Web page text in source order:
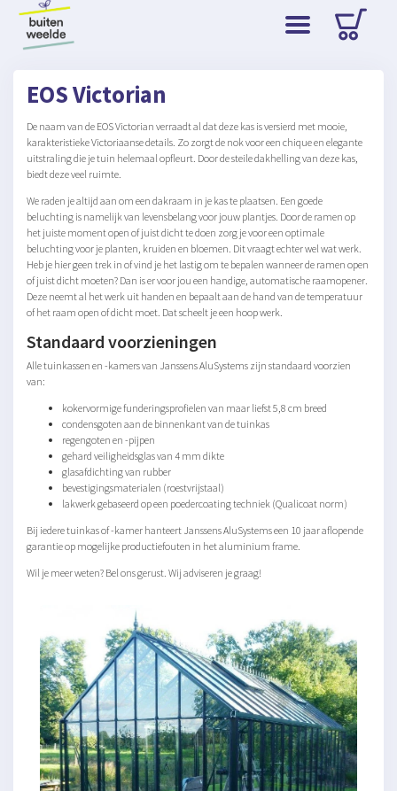
EOS Victorian
De naam van de EOS Victorian verraadt al dat deze kas is versierd met mooie,
karakteristieke Victoriaanse details. Zo zorgt de nok voor een chique en elegante
uitstraling die je tuin helemaal opfleurt. Door de steile dakhelling van deze kas,
biedt deze veel ruimte.
We raden je altijd aan om een dakraam in je kas te plaatsen. Een goede
beluchting is namelijk van levensbelang voor jouw plantjes. Door de ramen op
het juiste moment open of juist dicht te doen zorg je voor een optimale
beluchting voor je planten, kruiden en bloemen. Dit vraagt echter wel wat werk.
Heb je hier geen trek in of vind je het lastig om te bepalen wanneer de ramen open
of juist dicht moeten? Dan is er voor jou een handige, automatische raamopener.
Deze neemt al het werk uit handen en bepaalt aan de hand van de temperatuur
of het raam open of dicht moet. Dat scheelt je een hoop werk.
Standaard voorzieningen
Alle tuinkassen en -kamers van Janssens AluSystems zijn standaard voorzien
van:
kokervormige funderingsprofielen van maar liefst 5,8 cm breed
condensgoten aan de binnenkant van de tuinkas
regengoten en -pijpen
gehard veiligheidsglas van 4 mm dikte
glasafdichting van rubber
bevestigingsmaterialen (roestvrijstaal)
lakwerk gebaseerd op een poedercoating techniek (Qualicoat norm)
Bij iedere tuinkas of -kamer hanteert Janssens AluSystems een 10 jaar aflopende
garantie op mogelijke productiefouten in het aluminium frame.
Wil je meer weten? Bel ons gerust. Wij adviseren je graag!